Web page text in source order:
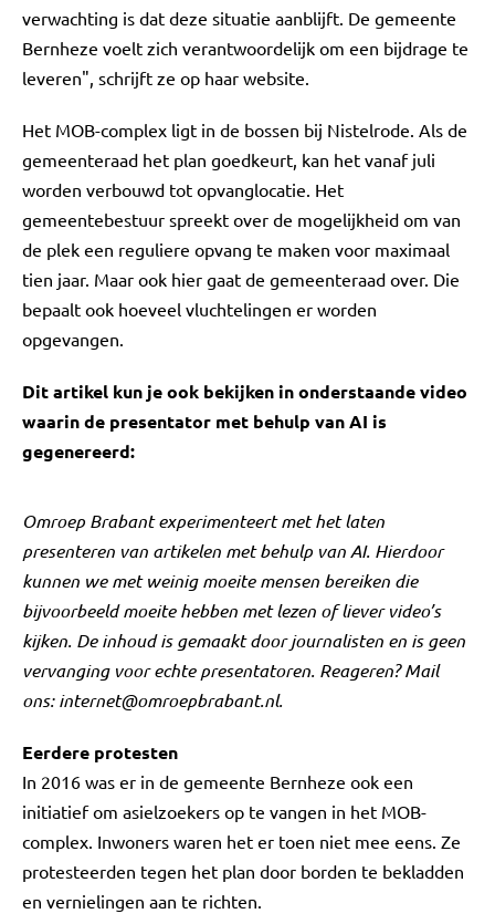
verwachting is dat deze situatie aanblijft. De gemeente
Bernheze voelt zich verantwoordelijk om een bijdrage te
leveren", schrijft ze op haar website.
Het MOB-complex ligt in de bossen bij Nistelrode. Als de
gemeenteraad het plan goedkeurt, kan het vanaf juli
worden verbouwd tot opvanglocatie. Het
gemeentebestuur spreekt over de mogelijkheid om van
de plek een reguliere opvang te maken voor maximaal
tien jaar. Maar ook hier gaat de gemeenteraad over. Die
bepaalt ook hoeveel vluchtelingen er worden
opgevangen.
Dit artikel kun je ook bekijken in onderstaande video
waarin de presentator met behulp van AI is
gegenereerd:
Omroep Brabant experimenteert met het laten
presenteren van artikelen met behulp van AI. Hierdoor
kunnen we met weinig moeite mensen bereiken die
bijvoorbeeld moeite hebben met lezen of liever video’s
kijken. De inhoud is gemaakt door journalisten en is geen
vervanging voor echte presentatoren. Reageren? Mail
ons:internet@omroepbrabant.nl.
Eerdere protesten
In 2016 was er in de gemeente Bernheze ook een
initiatief om asielzoekers op te vangen in het MOB-
complex. Inwoners waren het er toen niet mee eens. Ze
protesteerden tegen het plan door borden te bekladden
en vernielingen aan te richten.